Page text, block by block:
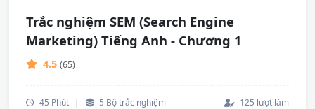
Trắc nghiệm SEM (Search Engine
Marketing) Tiếng Anh - Chương 1
4.5 (65)
45 Phút | 5 Bộ trắc nghiệm 125 lượt làm